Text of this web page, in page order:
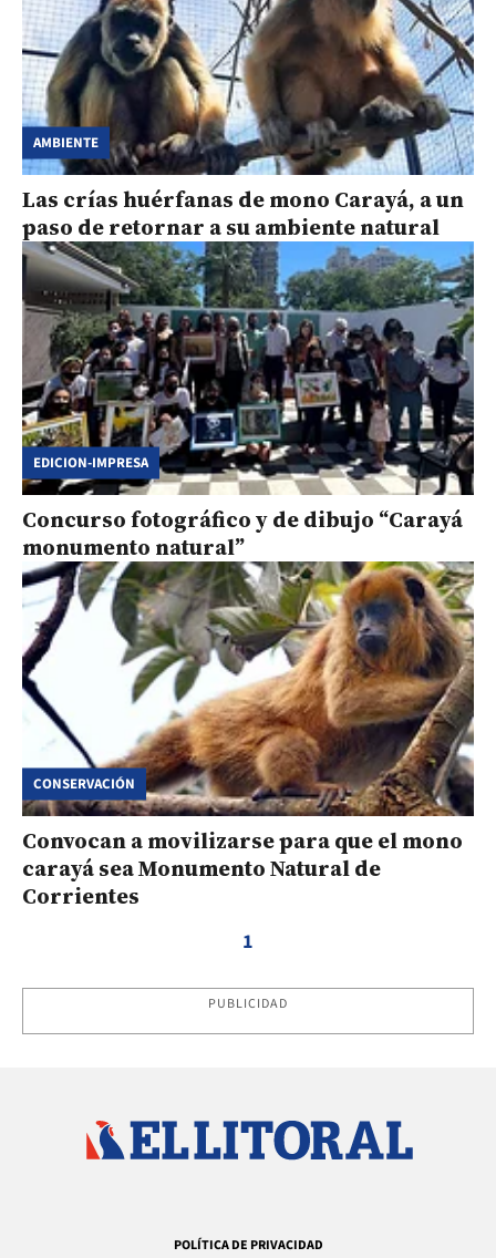
AMBIENTE
Las crías huérfanas de mono Carayá, a un
paso de retornar a su ambiente natural
EDICION-IMPRESA
Concurso fotográfico y de dibujo “Carayá
monumento natural”
CONSERVACIÓN
Convocan a movilizarse para que el mono
carayá sea Monumento Natural de
Corrientes
1
PUBLICIDAD
POLÍTICA DE PRIVACIDAD